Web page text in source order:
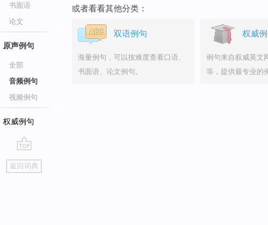
书面语
论文
原声例句
全部
音频例句
视频例句
权威例句
go
top
返回词典
或者看看其他分类：
双语例句
海量例句，可以按难度查看口语、
书面语、论文例句。
权威
例句来自权威英文
等，提供最专业的